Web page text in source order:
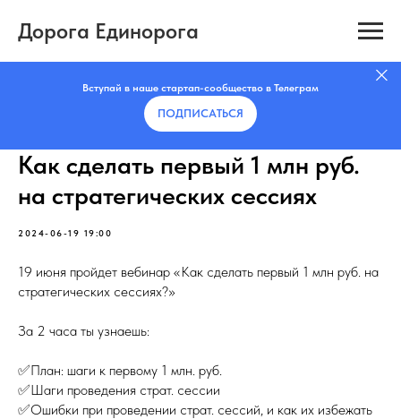
Дорога Единорога
Вступай в наше стартап-сообщество в Телеграм
ПОДПИСАТЬCЯ
Как сделать первый 1 млн руб.
на стратегических сессиях
2024-06-19 19:00
19 июня пройдет вебинар «Как сделать первый 1 млн руб. на
стратегических сессиях?»
За 2 часа ты узнаешь:
✅План: шаги к первому 1 млн. руб.
✅Шаги проведения страт. сессии
✅Ошибки при проведении страт. сессий, и как их избежать